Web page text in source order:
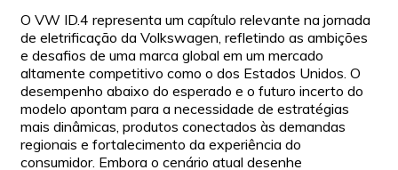
O VW ID.4 representa um capítulo relevante na jornada
de eletrificação da Volkswagen, refletindo as ambições
e desafios de uma marca global em um mercado
altamente competitivo como o dos Estados Unidos. O
desempenho abaixo do esperado e o futuro incerto do
modelo apontam para a necessidade de estratégias
mais dinâmicas, produtos conectados às demandas
regionais e fortalecimento da experiência do
consumidor. Embora o cenário atual desenhe